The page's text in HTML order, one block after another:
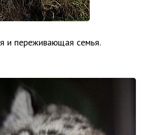
и переживающая семья.